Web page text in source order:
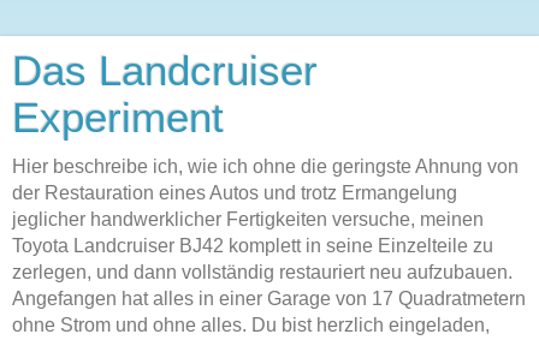
Das Landcruiser
Experiment
Hier beschreibe ich, wie ich ohne die geringste Ahnung von
der Restauration eines Autos und trotz Ermangelung
jeglicher handwerklicher Fertigkeiten versuche, meinen
Toyota Landcruiser BJ42 komplett in seine Einzelteile zu
zerlegen, und dann vollständig restauriert neu aufzubauen.
Angefangen hat alles in einer Garage von 17 Quadratmetern
ohne Strom und ohne alles. Du bist herzlich eingeladen,